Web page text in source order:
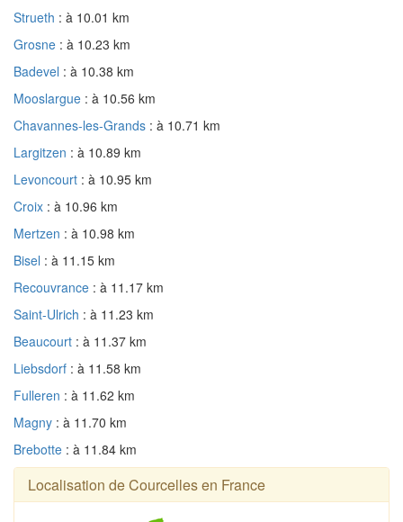
Strueth : à 10.01 km
Grosne : à 10.23 km
Badevel : à 10.38 km
Mooslargue : à 10.56 km
Chavannes-les-Grands : à 10.71 km
Largitzen : à 10.89 km
Levoncourt : à 10.95 km
Croix : à 10.96 km
Mertzen : à 10.98 km
Bisel : à 11.15 km
Recouvrance : à 11.17 km
Saint-Ulrich : à 11.23 km
Beaucourt : à 11.37 km
Liebsdorf : à 11.58 km
Fulleren : à 11.62 km
Magny : à 11.70 km
Brebotte : à 11.84 km
Localisation de Courcelles en France